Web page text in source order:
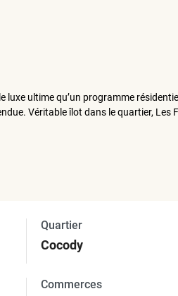
luxe ultime qu’un programme
Véritable îlot dans le quartier,
Quartier
Cocody
Commerces